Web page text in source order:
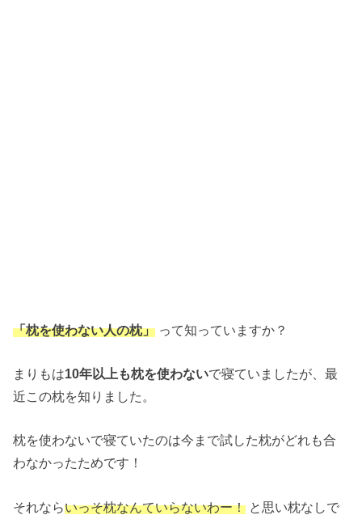
「枕を使わない人の枕」 って知っていますか？
まりもは10年以上も枕を使わないで寝ていましたが、最
近この枕を知りました。
枕を使わないで寝ていたのは今まで試した枕がどれも合
わなかったためです！
それならいっそ枕なんていらないわー！ と思い枕なしで